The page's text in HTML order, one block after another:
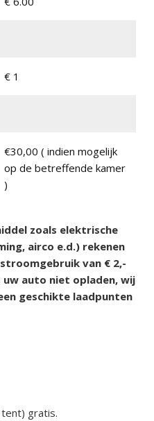
€ 1
€30,00 ( indien mogelijk
op de betreffende kamer
)
zoals elektrische
airco e.d.) rekenen
van € 2,-
uw auto niet opladen, wij
geschikte laadpunten
gratis.